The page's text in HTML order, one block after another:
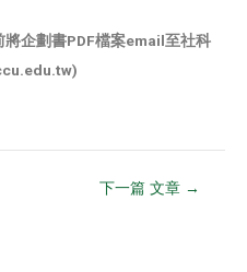
企劃書PDF檔案email至社科
下一篇 文章 →